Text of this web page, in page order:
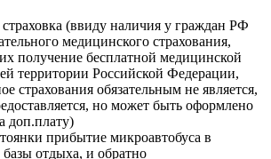
(ввиду наличия у граждан РФ
медицинского страхования,
получение бесплатной медицинской
территории Российской Федерации,
страхования обязательным не является,
но может быть оформлено
доп.плату)
прибытие микроавтобуса в
отдыха, и обратно